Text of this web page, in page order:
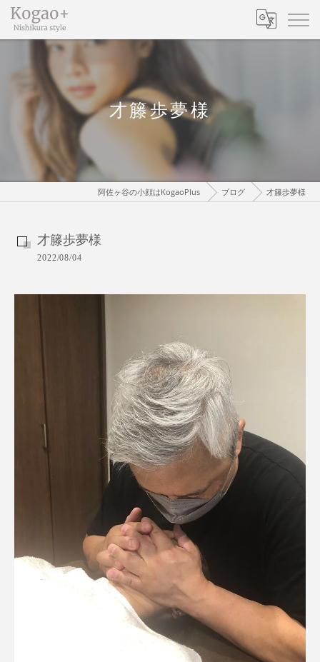
才籐歩夢様
阿佐ヶ谷の小顔はKogaoPlus ブログ 才籐歩夢様
才籐歩夢様
2022/08/04